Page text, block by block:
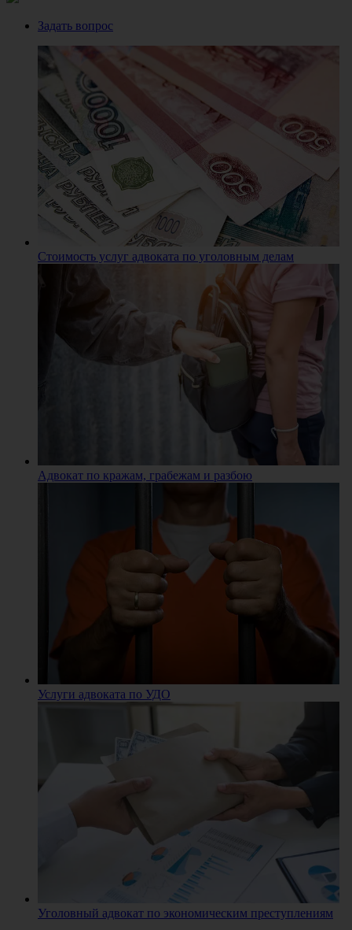
Задать вопрос
Стоимость услуг адвоката по уголовным делам
Адвокат по кражам, грабежам и разбою
Услуги адвоката по УДО
Уголовный адвокат по экономическим преступлениям